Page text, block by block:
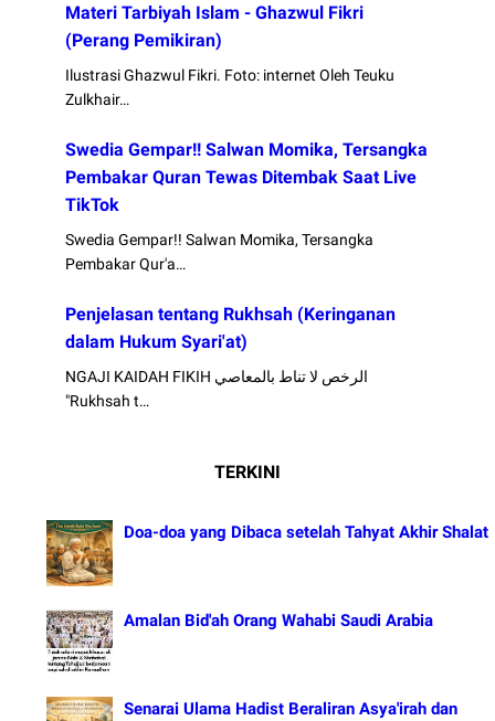
Materi Tarbiyah Islam - Ghazwul Fikri
(Perang Pemikiran)
Ilustrasi Ghazwul Fikri. Foto: internet Oleh Teuku
Zulkhair…
Swedia Gempar!! Salwan Momika, Tersangka
Pembakar Quran Tewas Ditembak Saat Live
TikTok
Swedia Gempar!! Salwan Momika, Tersangka
Pembakar Qur'a…
Penjelasan tentang Rukhsah (Keringanan
dalam Hukum Syari'at)
NGAJI KAIDAH FIKIH الرخص لا تناط بالمعاصي
"Rukhsah t…
TERKINI
Doa-doa yang Dibaca setelah Tahyat Akhir Shalat
Amalan Bid'ah Orang Wahabi Saudi Arabia
Senarai Ulama Hadist Beraliran Asya'irah dan